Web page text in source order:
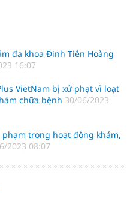
đa khoa Đinh Tiên Hoàng
16:07
VietNam bị xử phạt vì loạt
chữa bệnh 30/06/2023
trong hoạt động khám,
2023 08:07